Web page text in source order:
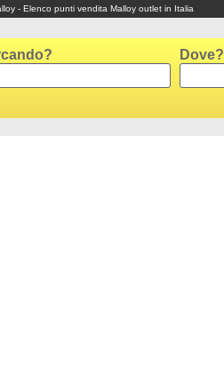
- Elenco punti vendita Malloy outlet in Italia
Dove?